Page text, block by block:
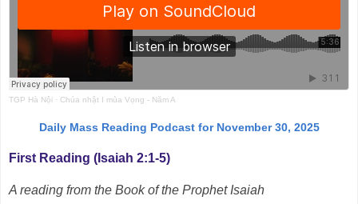
TGP Hà Nội · Chúa nhật I mùa Vọng - Năm A
Daily Mass Reading Podcast for November 30, 2025
First Reading (Isaiah 2:1-5)
A reading from the Book of the Prophet Isaiah